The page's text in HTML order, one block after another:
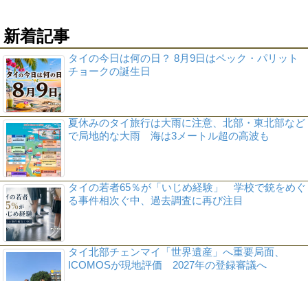
新着記事
タイの今日は何の日？ 8月9日はペック・パリット
チョークの誕生日
夏休みのタイ旅行は大雨に注意、北部・東北部など
で局地的な大雨 海は3メートル超の高波も
タイの若者65％が「いじめ経験」 学校で銃をめぐ
る事件相次ぐ中、過去調査に再び注目
タイ北部チェンマイ「世界遺産」へ重要局面、
ICOMOSが現地評価 2027年の登録審議へ